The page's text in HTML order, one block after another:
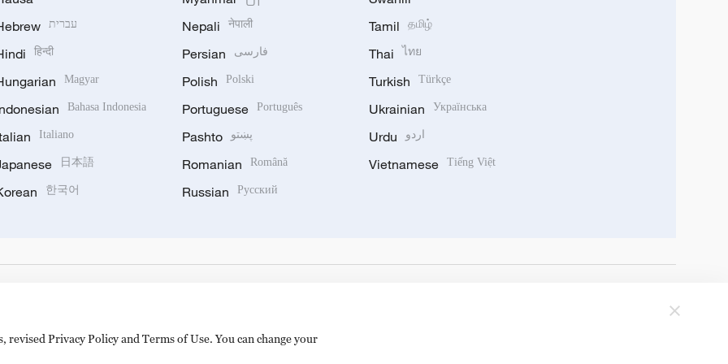
עברית
हिन्दी
Magyar
Bahasa Indonesia
Italiano
日本語
한국어
Nepali नेपाली
Persian فارسی
Polish Polski
Portuguese Português
Pashto پښتو
Romanian Română
Russian Русский
Tamil தமிழ்
Thai ไทย
Turkish Türkçe
Ukrainian Українська
Urdu اردو
Vietnamese Tiếng Việt
Privacy Policy and Terms of Use. You can change your